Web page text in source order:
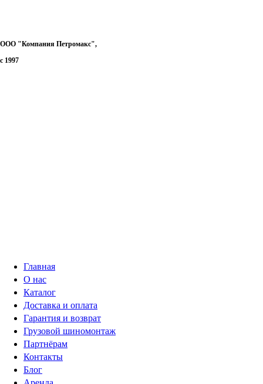
ООО "Компания Петромакс",
с 1997
Главная
О нас
Каталог
Доставка и оплата
Гарантия и возврат
Грузовой шиномонтаж
Партнёрам
Контакты
Блог